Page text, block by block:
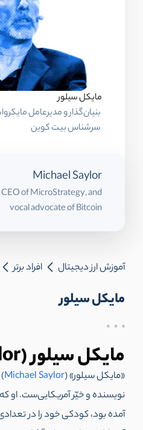
مایکل سیلور
بنیان‌گذار و مدیرعامل
سرشناس بیت کوین
Michael Saylor
of MicroStrategy, and
vocal advocate of Bitcoin
آموزش ارز دیجیتال افراد برتر
مایکل سیلور
مایکل سیلور (Michael Saylor)
«مایکل سیلور» (Michael Saylor
نویسنده و خیّر آمریکایی‌ست. او
آمده بود، کودکی خود را در